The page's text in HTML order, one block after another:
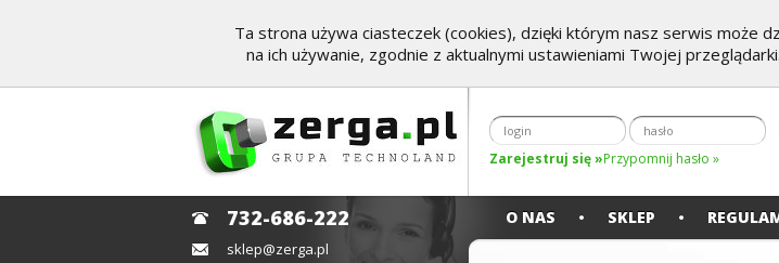
Ta strona używa ciasteczek (cookies), dzięki którym nasz serwis może
na ich używanie, zgodnie z aktualnymi ustawieniami Twojej
Zarejestruj się »Przypomnij hasło »
732-686-222
sklep@zerga.pl
O NAS SKLEP